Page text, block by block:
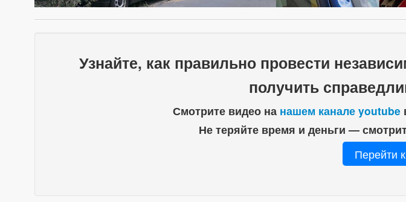
Узнайте, как правильно провести
получить
Смотрите видео на нашем канале youtube
Не теряйте время и деньги —
Перейти